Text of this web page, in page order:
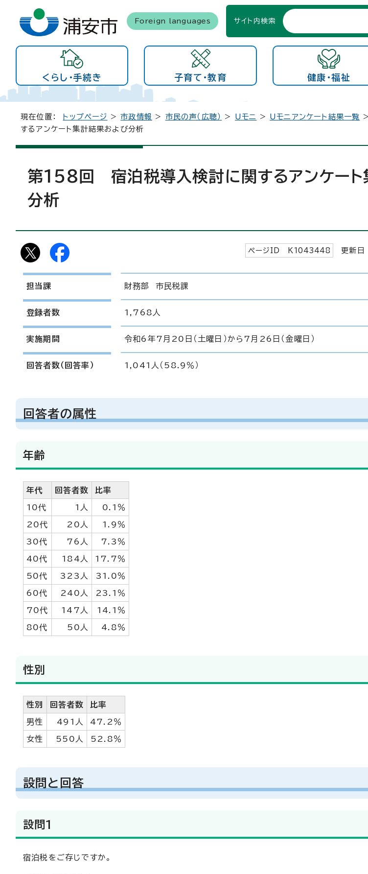
Foreign languages サイト内検索
くらし・手続き 子育て・教育 健康・福祉
現在位置： トップページ >市政情報 > 市民の声（広聴） > Uモニ > Uモニアンケート結果一覧
するアンケート集計結果および分析
第158回 宿泊税導入検討に関するアンケート
分析
ページID K 1043448 更新
担当課 財務部 市民税課
登録者数 1,768人
実施期間 令和6年7月20日（土曜日）から7月26日（金曜日）
回答者数（回答率） 1,041人（58.9％）
回答者の属性
年齢
年代 回答者数 比率
10代 1人 0.1％
20代 20人 1.9％
30代 76人 7.3％
40代 184人 17.7％
50代 323人 31.0％
60代 240人 23.1％
70代 147人 14.1％
80代 50人 4.8％
性別
性別 回答者数 比率
男性 491人 47.2％
女性 550人 52.8％
設問と回答
設問1
宿泊税をご存じですか。